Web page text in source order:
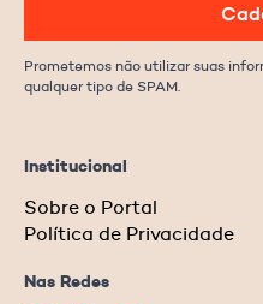
Institucional
Sobre o Portal
Política de Privacidade
Nas Redes
Prometemos não utilizar suas
qualquer tipo de SPAM.